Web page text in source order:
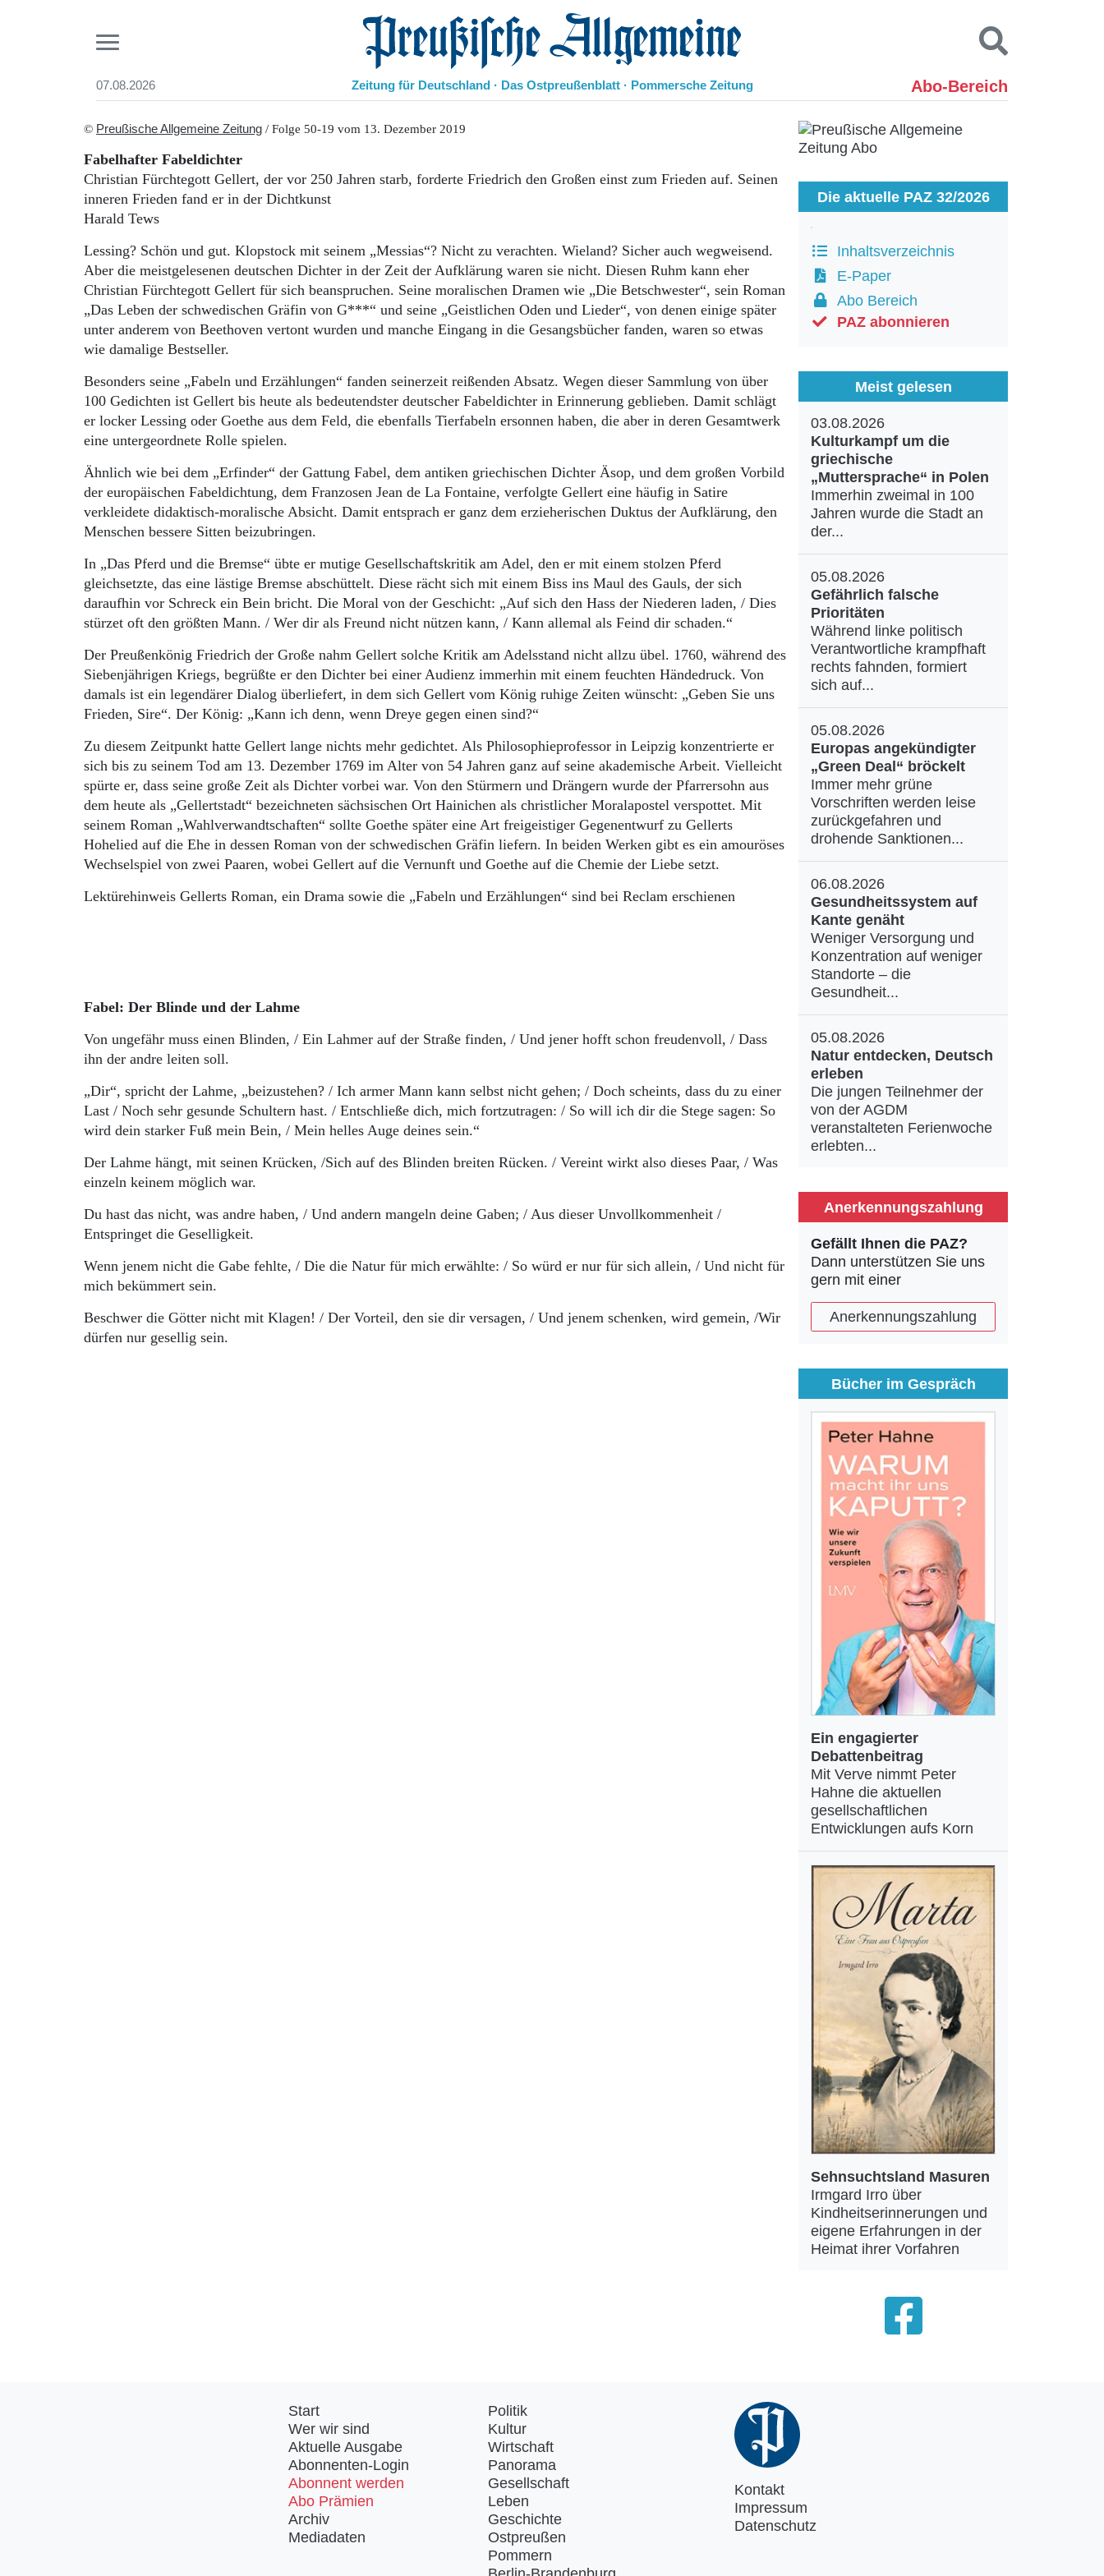
07.08.2026 Preußische Allgemeine Zeitung
Zeitung für Deutschland · Das Ostpreußenblatt · Pommersche Zeitung Abo-Bereich
Start
Aktuelle Ausgabe
Abonnenten-Login
Abonnent werden
Abo Prämien
Mediadaten
Panorama
Ostpreußen
Pommern
Berlin-Brandenburg
Schlesien
Danzig und Westpreußen
Kontakt
Suchen und finden
© Preußische Allgemeine Zeitung / Folge 50-19 vom 13. Dezember 2019
Fabelhafter Fabeldichter
Christian Fürchtegott Gellert, der vor 250 Jahren starb, forderte Friedrich den Großen einst zum Frieden auf. Seinen
inneren Frieden fand er in der Dichtkunst
Harald Tews
Lessing? Schön und gut. Klopstock mit seinem „Messias“? Nicht zu verachten. Wieland? Sicher auch wegweisend.
Aber die meistgelesenen deutschen Dichter in der Zeit der Aufklärung waren sie nicht. Diesen Ruhm kann eher
Christian Fürchtegott Gellert für sich beanspruchen. Seine moralischen Dramen wie „Die Betschwester“, sein Roman
„Das Leben der schwedischen Gräfin von G***“ und seine „Geistlichen Oden und Lieder“, von denen einige später
unter anderem von Beethoven vertont wurden und manche Eingang in die Gesangsbücher fanden, waren so etwas
wie damalige Bestseller.
Besonders seine „Fabeln und Erzählungen“ fanden seinerzeit reißenden Absatz. Wegen dieser Sammlung von über
100 Gedichten ist Gellert bis heute als bedeutendster deutscher Fabeldichter in Erinnerung geblieben. Damit schlägt
er locker Lessing oder Goethe aus dem Feld, die ebenfalls Tierfabeln ersonnen haben, die aber in deren Gesamtwerk
eine untergeordnete Rolle spielen.
Ähnlich wie bei dem „Erfinder“ der Gattung Fabel, dem antiken griechischen Dichter Äsop, und dem großen Vorbild
der europäischen Fabeldichtung, dem Franzosen Jean de La Fontaine, verfolgte Gellert eine häufig in Satire
verkleidete didaktisch-moralische Absicht. Damit entsprach er ganz dem erzieherischen Duktus der Aufklärung, den
Menschen bessere Sitten beizubringen.
In „Das Pferd und die Bremse“ übte er mutige Gesellschaftskritik am Adel, den er mit einem stolzen Pferd
gleichsetzte, das eine lästige Bremse abschüttelt. Diese rächt sich mit einem Biss ins Maul des Gauls, der sich
daraufhin vor Schreck ein Bein bricht. Die Moral von der Geschicht: „Auf sich den Hass der Niederen laden, / Dies
stürzet oft den größten Mann. / Wer dir als Freund nicht nützen kann, / Kann allemal als Feind dir schaden.“
Der Preußenkönig Friedrich der Große nahm Gellert solche Kritik am Adelsstand nicht allzu übel. 1760, während des
Siebenjährigen Kriegs, begrüßte er den Dichter bei einer Audienz immerhin mit einem feuchten Händedruck. Von
damals ist ein legendärer Dialog überliefert, in dem sich Gellert vom König ruhige Zeiten wünscht: „Geben Sie uns
Frieden, Sire“. Der König: „Kann ich denn, wenn Dreye gegen einen sind?“
Zu diesem Zeitpunkt hatte Gellert lange nichts mehr gedichtet. Als Philosophieprofessor in Leipzig konzentrierte er
sich bis zu seinem Tod am 13. Dezember 1769 im Alter von 54 Jahren ganz auf seine akademische Arbeit. Vielleicht
spürte er, dass seine große Zeit als Dichter vorbei war. Von den Stürmern und Drängern wurde der Pfarrersohn aus
dem heute als „Gellert­stadt“ bezeichneten sächsischen Ort Hainichen als christlicher Moralapostel verspottet. Mit
seinem Roman „Wahlverwandtschaften“ sollte Goethe später eine Art freigeistiger Gegenentwurf zu Gellerts
Hohelied auf die Ehe in dessen Roman von der schwedischen Gräfin liefern. In beiden Werken gibt es ein amouröses
Wechselspiel von zwei Paaren, wobei Gellert auf die Vernunft und Goethe auf die Chemie der Liebe setzt.
Lektürehinweis Gellerts Roman, ein Drama sowie die „Fabeln und Erzählungen“ sind bei Reclam erschienen
Fabel: Der Blinde und der Lahme
Von ungefähr muss einen Blinden, / Ein Lahmer auf der Straße finden, / Und jener hofft schon freudenvoll, / Dass
ihn der andre leiten soll.
„Dir“, spricht der Lahme, „beizustehen? / Ich armer Mann kann selbst nicht gehen; / Doch scheints, dass du zu einer
Last / Noch sehr gesunde Schultern hast. / Entschließe dich, mich fortzutragen: / So will ich dir die Stege sagen: So
wird dein starker Fuß mein Bein, / Mein helles Auge deines sein.“
Der Lahme hängt, mit seinen Krücken, /Sich auf des Blinden breiten Rücken. / Vereint wirkt also dieses Paar, / Was
einzeln keinem möglich war.
Du hast das nicht, was andre haben, / Und andern mangeln deine Gaben; / Aus dieser Unvollkommenheit /
Entspringet die Geselligkeit.
Wenn jenem nicht die Gabe fehlte, / Die die Natur für mich erwählte: / So würd er nur für sich allein, / Und nicht für
mich bekümmert sein.
Beschwer die Götter nicht mit Klagen! / Der Vorteil, den sie dir versagen, / Und jenem schenken, wird gemein, /Wir
dürfen nur gesellig sein.
Die aktuelle PAZ 32/2026
Inhaltsverzeichnis
E-Paper
Abo Bereich
PAZ abonnieren
Meist gelesen
03.08.2026
Kulturkampf um die
griechische
„Muttersprache“ in Polen
Immerhin zweimal in 100
Jahren wurde die Stadt an
der...
05.08.2026
Gefährlich falsche
Prioritäten
Während linke politisch
Verantwortliche krampfhaft
rechts fahnden, formiert
sich auf...
05.08.2026
Europas angekündigter
„Green Deal“ bröckelt
Immer mehr grüne
Vorschriften werden leise
zurückgefahren und
drohende Sanktionen...
06.08.2026
Gesundheitssystem auf
Kante genäht
Weniger Versorgung und
Konzentration auf weniger
Standorte – die
Gesundheit...
05.08.2026
Natur entdecken, Deutsch
erleben
Die jungen Teilnehmer der
von der AGDM
veranstalteten Ferienwoche
erlebten...
Anerkennungszahlung
Gefällt Ihnen die PAZ?
Dann unterstützen Sie uns
gern mit einer
Anerkennungszahlung
Bücher im Gespräch
Ein engagierter
Debattenbeitrag
Mit Verve nimmt Peter
Hahne die aktuellen
gesellschaftlichen
Entwicklungen aufs Korn
Sehnsuchtsland Masuren
Irmgard Irro über
Kindheitserinnerungen und
eigene Erfahrungen in der
Heimat ihrer Vorfahren
Start
Wer wir sind
Aktuelle Ausgabe
Abonnenten-Login
Abonnent werden
Abo Prämien
Archiv
Mediadaten
Politik
Kultur
Wirtschaft
Panorama
Gesellschaft
Leben
Geschichte
Ostpreußen
Pommern
Kontakt
Impressum
Datenschutz